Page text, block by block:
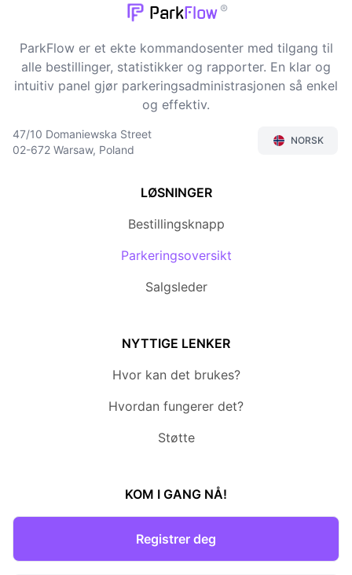
Park Flow ®
ParkFlow er et ekte kommandosenter med tilgang til
alle bestillinger, statistikker og rapporter. En klar og
intuitiv panel gjør parkeringsadministrasjonen så enkel
og effektiv.
47/10 Domaniewska Street
02-672 Warsaw, Poland
NORSK
LØSNINGER
Bestillingsknapp
Parkeringsoversikt
Salgsleder
NYTTIGE LENKER
Hvor kan det brukes?
Hvordan fungerer det?
Støtte
KOM I GANG NÅ!
Registrer deg